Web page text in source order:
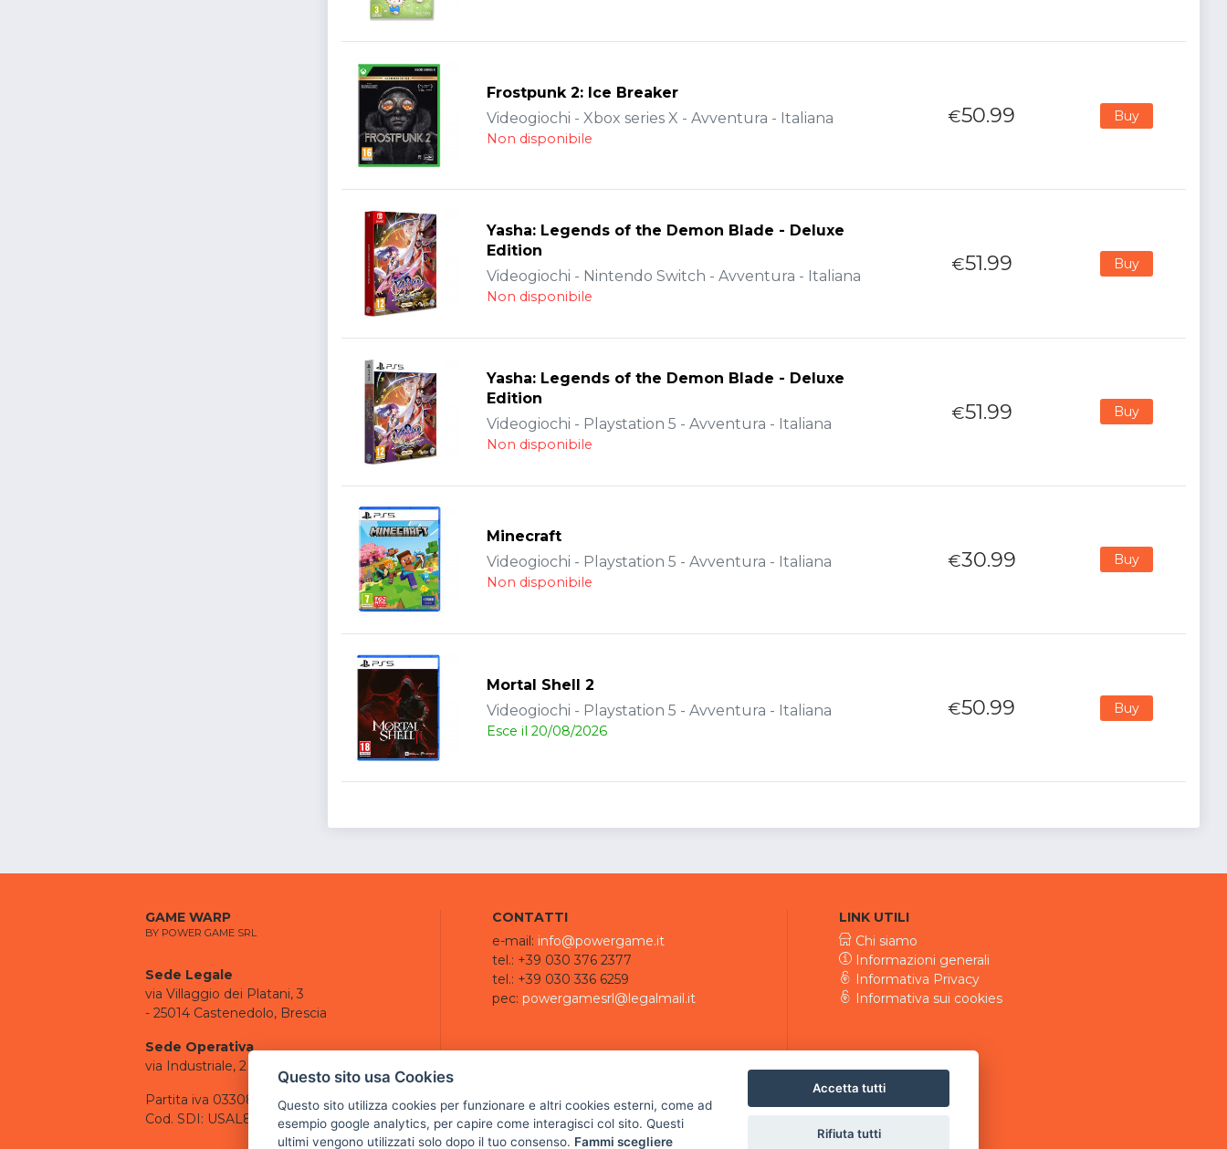
Frostpunk 2: Ice Breaker
Videogiochi - Xbox series X - Avventura - Italiana
Non disponibile
€50.99 Buy
Yasha: Legends of the Demon Blade - Deluxe
Edition
Videogiochi - Nintendo Switch - Avventura - Italiana
Non disponibile
€51.99 Buy
Yasha: Legends of the Demon Blade - Deluxe
Edition
Videogiochi - Playstation 5 - Avventura - Italiana
Non disponibile
€51.99 Buy
Minecraft
Videogiochi - Playstation 5 - Avventura - Italiana
Non disponibile
€30.99 Buy
Mortal Shell 2
Videogiochi - Playstation 5 - Avventura - Italiana
Esce il 20/08/2026
€50.99 Buy
GAME WARP
BY POWER GAME SRL
Sede Legale
via Villaggio dei Platani, 3
- 25014 Castenedolo, Brescia
Sede Operativa
via Industriale, 2 - 25082 Botticino, BS
Partita iva 03308130982
Cod. SDI: USAL8PV
CONTATTI
e-mail: info@powergame.it
tel.: +39 030 376 2377
tel.: +39 030 336 6259
pec: powergamesrl@legalmail.it
LINK UTILI
Chi siamo
Informazioni generali
Informativa Privacy
Informativa sui cookies
Questo sito usa Cookies
Questo sito utilizza cookies per funzionare e altri cookies esterni, come ad
esempio google analytics, per capire come interagisci col sito. Questi
ultimi vengono utilizzati solo dopo il tuo consenso. Fammi scegliere
Accetta tutti
Rifiuta tutti